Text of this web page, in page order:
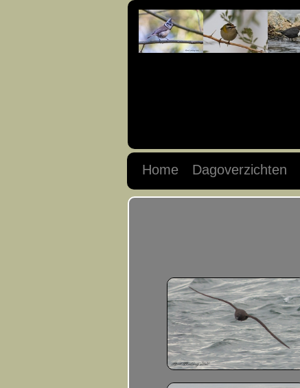
Home Dagoverzichten